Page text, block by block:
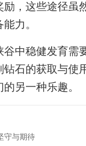
，这些途径虽
力。
中稳健发育需
石的获取与
另一种乐趣。
守与期待